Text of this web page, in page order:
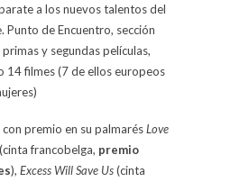
a los nuevos talentos del
Punto de Encuentro, sección
y segundas películas,
14 filmes (7 de ellos europeos
premio en su palmarésLove
francobelga, premio
), Excess Will Save Us(cinta